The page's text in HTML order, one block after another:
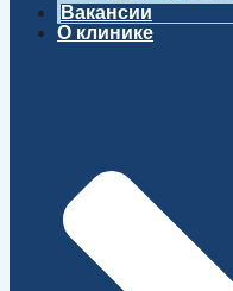
Вакансии
О клинике